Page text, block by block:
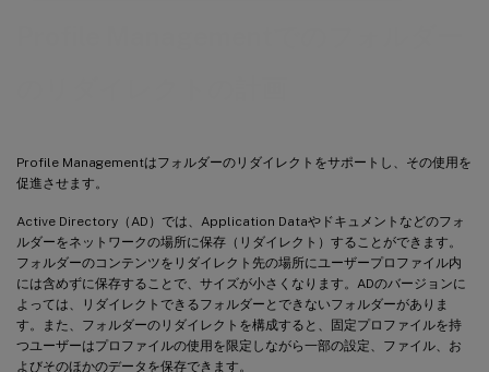
Profile Managementはフォルダーのリダイレクトをサポートし、その使用を
促進させます。
Active Directory（AD）では、Application Dataやドキュメントなどのフォ
ルダーをネットワークの場所に保存（リダイレクト）することができます。
フォルダーのコンテンツをリダイレクト先の場所にユーザープロファイル内
には含めずに保存することで、サイズが小さくなります。ADのバージョンに
よっては、リダイレクトできるフォルダーとできないフォルダーがありま
す。また、フォルダーのリダイレクトを構成すると、固定プロファイルを持
つユーザーはプロファイルの使用を限定しながら一部の設定、ファイル、お
よびそのほかのデータを保存できます。